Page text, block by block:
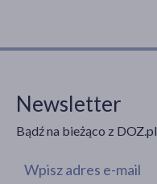
Newsletter
Bądź na bieżąco z DOZ.pl